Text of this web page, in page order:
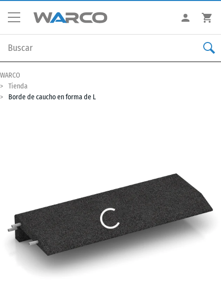
WARCO
Tienda
Borde de caucho en forma de L